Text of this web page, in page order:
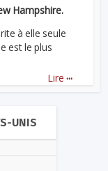
Hampshire.
à elle seule
est le plus
Lire ...
UNIS